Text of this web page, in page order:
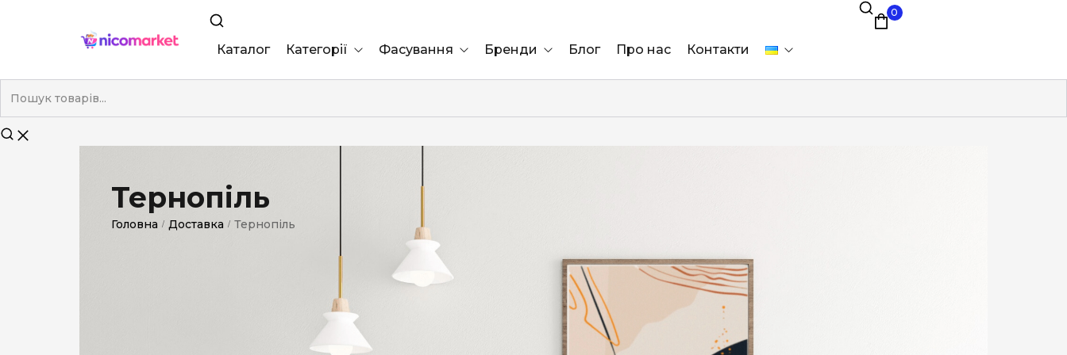
Каталог Категорії
Nano
Без фільтра
Смакові (капсула)
Фасування Бренди Блог Про нас Контакти
0
Тернопіль
Головна / Доставка / Тернопіль